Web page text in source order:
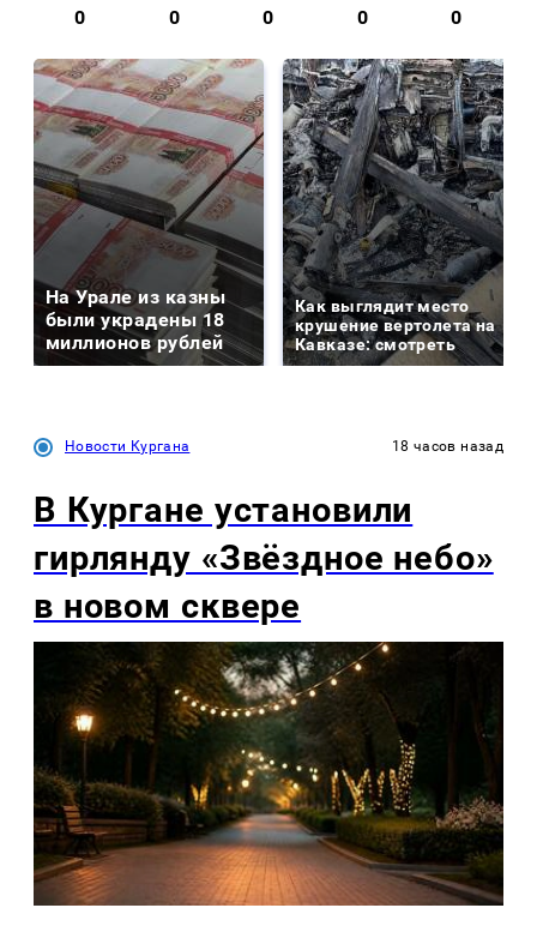
0 0 0 0 0
На Урале из казны
были украдены 18
миллионов рублей
Как выглядит место
крушение вертолета на
Кавказе: смотреть
Новости Кургана 18 часов назад
В Кургане установили
гирлянду «Звёздное небо»
в новом сквере